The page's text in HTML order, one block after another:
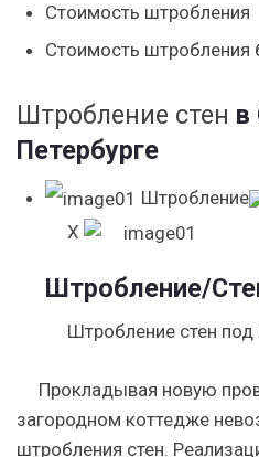
Стоимость штробления
Стоимость штробления
Штробление стен в
Петербурге
Штробление
X
Штробление/
Штробление стен
Прокладывая новую
загородном коттедже
штробления стен.